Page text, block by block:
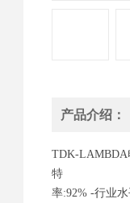
产品介绍：
TDK-LAMBDA
特
率:92% -行业水